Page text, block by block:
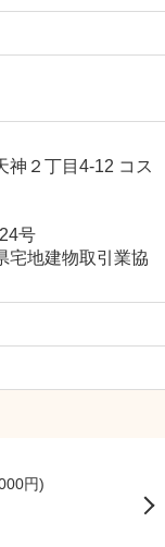
神２丁目4-12 コス
号
地建物取引業協
円)